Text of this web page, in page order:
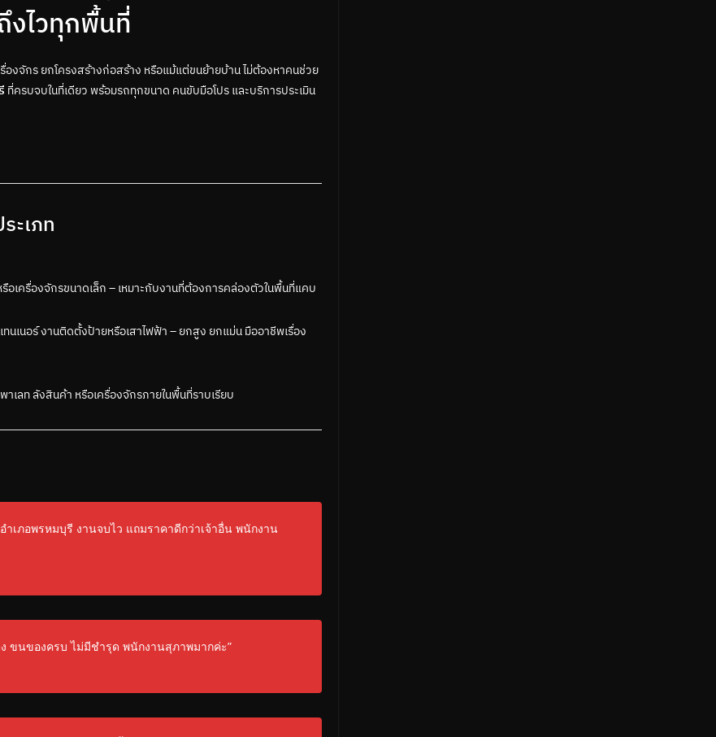
งไวทุกพื้นที่
งจักร ยกโครงสร้างก่อสร้าง หรือแม้แต่ขนย้ายบ้าน ไม่ต้องหาคนช่วย
ที่ครบจบในที่เดียว พร้อมรถทุกขนาด คนขับมือโปร และบริการประเมิน
ะเภท
รือเครื่องจักรขนาดเล็ก – เหมาะกับงานที่ต้องการคล่องตัวในพื้นที่แคบ
นเนอร์ งานติดตั้งป้ายหรือเสาไฟฟ้า – ยกสูง ยกแม่น มืออาชีพเรื่อง
าเลท ลังสินค้า หรือเครื่องจักรภายในพื้นที่ราบเรียบ
ำเภอพรหมบุรี งานจบไว แถมราคาดีกว่าเจ้าอื่น พนักงาน
ขนของครบ ไม่มีชำรุด พนักงานสุภาพมากค่ะ”